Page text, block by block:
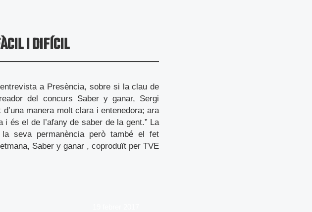
I DIFÍCIL
a Presència, sobre si la clau de
del concurs Saber y ganar, Sergi
manera molt clara i entenedora; ara
és el de l’afany de saber de la gent.” La
seva permanència però també el fet
Saber y ganar , coproduït per TVE